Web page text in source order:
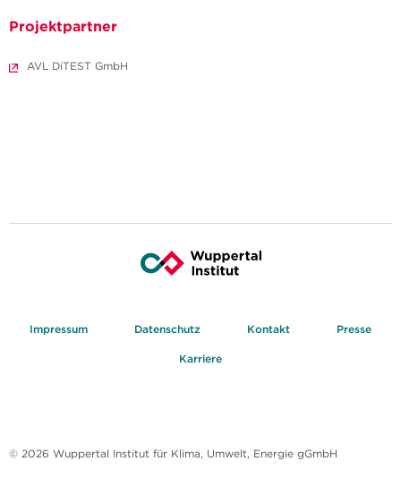
Projektpartner
AVL DiTEST GmbH
Impressum Datenschutz Kontakt Presse
Karriere
© 2026 Wuppertal Institut für Klima, Umwelt, Energie gGmbH